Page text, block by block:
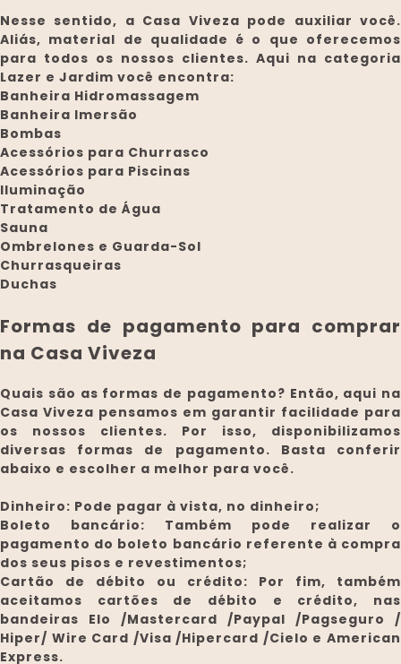
Nesse sentido, a Casa Viveza pode auxiliar você.
Aliás, material de qualidade é o que oferecemos
para todos os nossos clientes. Aqui na categoria
Lazer e Jardim você encontra:
Banheira Hidromassagem
Banheira Imersão
Bombas
Acessórios para Churrasco
Acessórios para Piscinas
Iluminação
Tratamento de Água
Sauna
Ombrelones e Guarda-Sol
Churrasqueiras
Duchas
Formas de pagamento para comprar
na Casa Viveza
Quais são as formas de pagamento? Então, aqui na
Casa Viveza pensamos em garantir facilidade para
os nossos clientes. Por isso, disponibilizamos
diversas formas de pagamento. Basta conferir
abaixo e escolher a melhor para você.
Dinheiro: Pode pagar à vista, no dinheiro;
Boleto bancário: Também pode realizar o
pagamento do boleto bancário referente à compra
dos seus pisos e revestimentos;
Cartão de débito ou crédito: Por fim, também
aceitamos cartões de débito e crédito, nas
bandeiras Elo /Mastercard /Paypal /Pagseguro /
Hiper/ Wire Card /Visa /Hipercard /Cielo e American
Express.